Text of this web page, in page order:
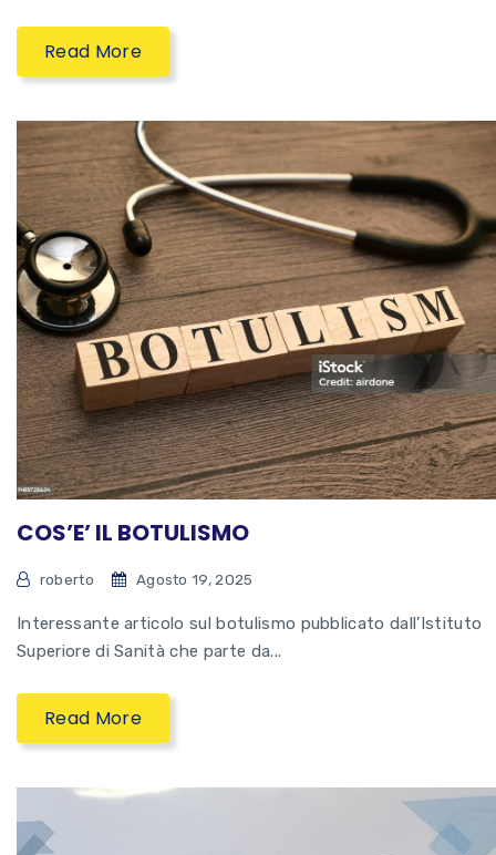
Read More
COS’E’ IL BOTULISMO
roberto Agosto 19, 2025
Interessante articolo sul botulismo pubblicato dall’Istituto
Superiore di Sanità che parte da...
Read More